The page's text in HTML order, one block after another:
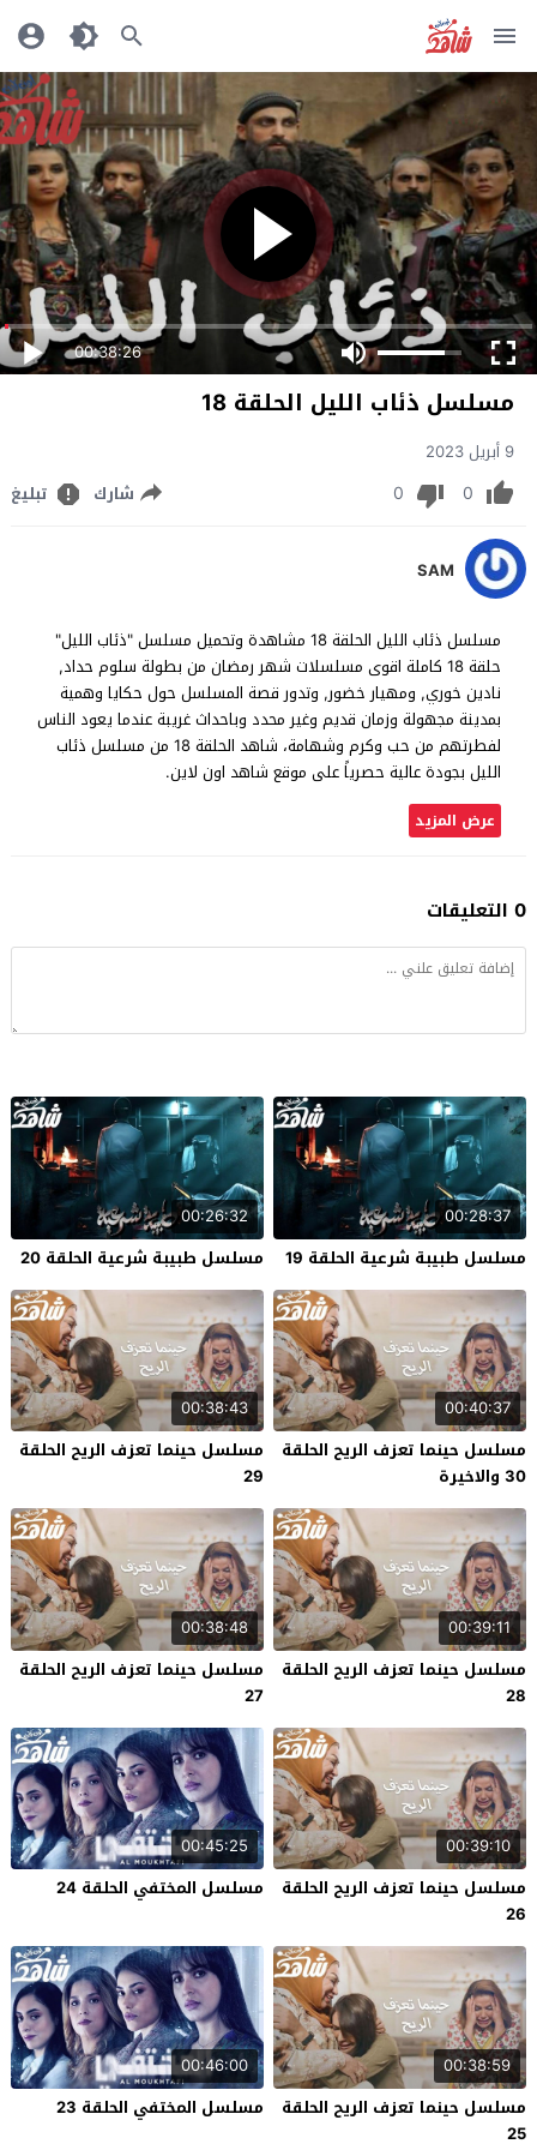
00:38:26
مسلسل ذئاب الليل الحلقة 18
9 أبريل 2023
0
0 شارك تبليغ
SAM
مسلسل ذئاب الليل الحلقة 18 مشاهدة وتحميل مسلسل "ذئاب الليل"
حلقة 18 كاملة اقوى مسلسلات شهر رمضان من بطولة سلوم حداد,
نادين خوري, ومهيار خضور, وتدور قصة المسلسل حول حكايا وهمية
بمدينة مجهولة وزمان قديم وغير محدد وباحداث غريبة عندما يعود الناس
لفطرتهم من حب وكرم وشهامة، شاهد الحلقة 18 من مسلسل ذئاب
الليل بجودة عالية حصرياً على موقع شاهد اون لاين.
عرض المزيد
0 التعليقات
00:28:37
مسلسل طبيبة شرعية الحلقة 19
00:26:32
مسلسل طبيبة شرعية الحلقة 20
00:40:37
مسلسل حينما تعزف الريح الحلقة
30 والاخيرة
00:38:43
مسلسل حينما تعزف الريح الحلقة
29
00:39:11
مسلسل حينما تعزف الريح الحلقة
28
00:38:48
مسلسل حينما تعزف الريح الحلقة
27
00:39:10
مسلسل حينما تعزف الريح الحلقة
26
00:45:25
مسلسل المختفي الحلقة 24
00:38:59
مسلسل حينما تعزف الريح الحلقة
25
00:46:00
مسلسل المختفي الحلقة 23